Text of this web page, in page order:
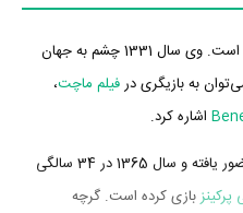
Jeff Fahey بازیگر سینما و تلویزیون است. وی سال 1331 چشم به جهان
فیلم ماچت،
اشاره کرد.
Jeff Fahey نخستین بار در سینما حضور یافته و سال 1365 در 34 سالگی
پرکینزبازی کرده است. گرچه